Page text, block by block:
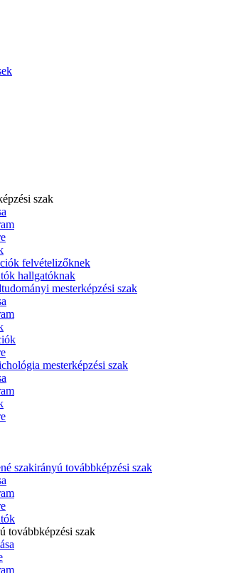
szak
felvételizőknek
hallgatóknak
mesterképzési szak
mesterképzési szak
szakirányú továbbképzési szak
továbbképzési szak